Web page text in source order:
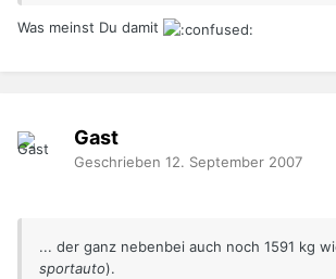
Was meinst Du damit
Gast
Geschrieben 12. September 2007
... der ganz nebenbei auch noch 1591 kg
sportauto).